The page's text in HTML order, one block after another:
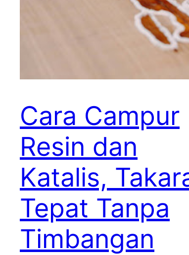
Cara Campur
Resin dan
Katalis,
Tepat Tanpa
Timbangan